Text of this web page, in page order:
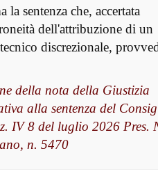
la sentenza che, accertata
dell'attribuzione di un
discrezionale,
della nota della Giustizia
alla sentenza del
IV 8 del luglio 2026 Pres.
n. 5470